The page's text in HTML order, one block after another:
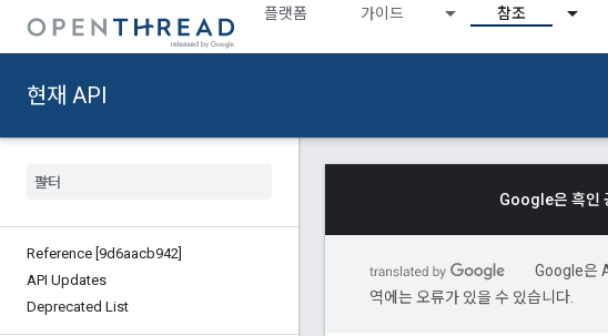
플랫폼 가이드 참조
현재 API
Reference [9d6aacb942]
API Updates
Deprecated List
Google은 흑인
Google은
역에는 오류가 있을 수 있습니다.